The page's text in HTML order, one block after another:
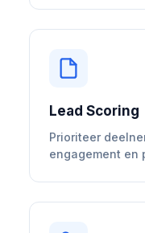
Lead Scoring
Prioriteer
engagement en